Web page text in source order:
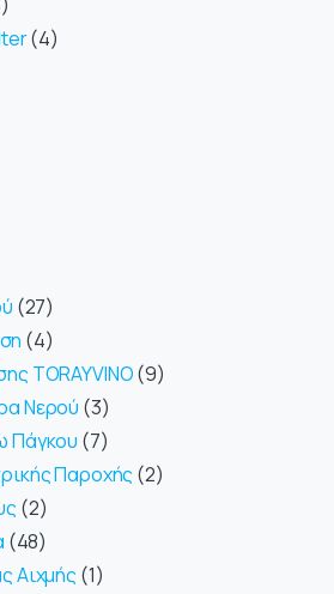
4
27
4
TORAYVINO 9
Νερού 3
Πάγκου 7
Παροχής 2
2
48
Αιχμής 1